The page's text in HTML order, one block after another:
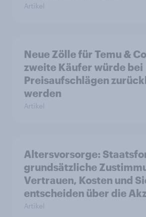
Artikel
Neue Zölle für Temu &
zweite Käufer würde bei
Preisaufschlägen zurückhaltender
werden
Artikel
Altersvorsorge:
grundsätzliche
Vertrauen, Kosten und
entscheiden über die
Artikel